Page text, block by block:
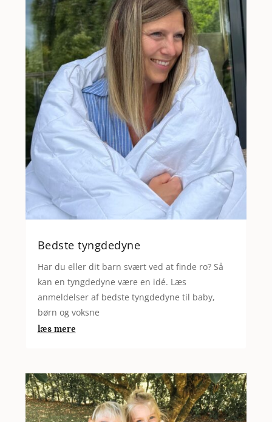
Bedste tyngdedyne
Har du eller dit barn svært ved at finde ro? Så
kan en tyngdedyne være en idé. Læs
anmeldelser af bedste tyngdedyne til baby,
børn og voksne
læs mere